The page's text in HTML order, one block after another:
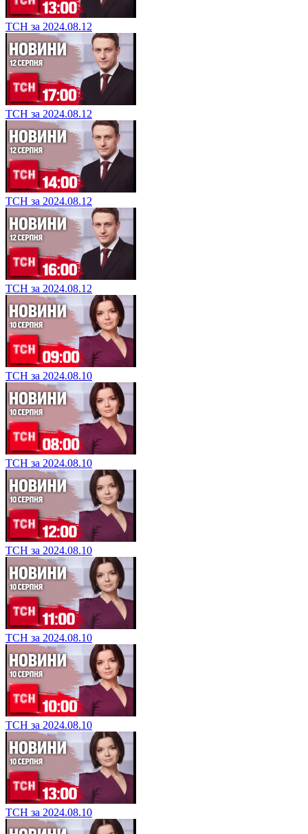
ТСН за 2024.08.12
ТСН за 2024.08.12
ТСН за 2024.08.12
ТСН за 2024.08.12
ТСН за 2024.08.10
ТСН за 2024.08.10
ТСН за 2024.08.10
ТСН за 2024.08.10
ТСН за 2024.08.10
ТСН за 2024.08.10